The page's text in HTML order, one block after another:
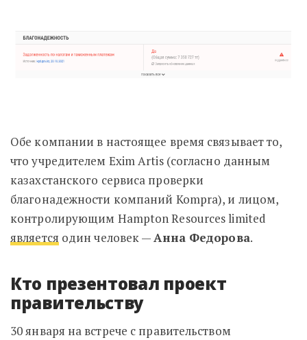
Обе компании в настоящее время связывает то,
что учредителем Exim Artis (согласно данным
казахстанского сервиса проверки
благонадежности компаний Kompra), и лицом,
контролирующим Hampton Resources limited
является один человек —Анна Федорова.
Кто презентовал проект
правительству
30 января на встрече с правительством